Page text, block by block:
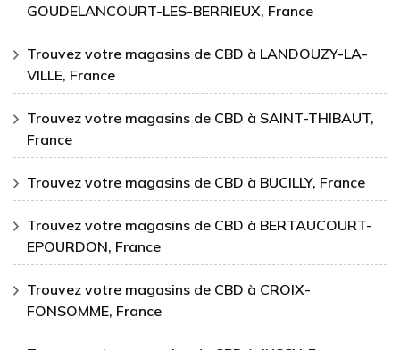
GOUDELANCOURT-LES-BERRIEUX, France
Trouvez votre magasins de CBD à LANDOUZY-LA-
VILLE, France
Trouvez votre magasins de CBD à SAINT-THIBAUT,
France
Trouvez votre magasins de CBD à BUCILLY, France
Trouvez votre magasins de CBD à BERTAUCOURT-
EPOURDON, France
Trouvez votre magasins de CBD à CROIX-
FONSOMME, France